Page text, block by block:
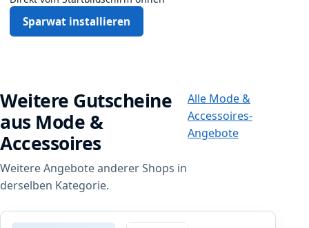
Sparwat installieren
Weitere Gutscheine
aus Mode &
Accessoires
Weitere Angebote anderer Shops in
derselben Kategorie.
Alle Mode &
Accessoires-
Angebote